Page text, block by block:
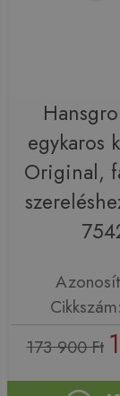
egykaros
Original,
173 900 Ft